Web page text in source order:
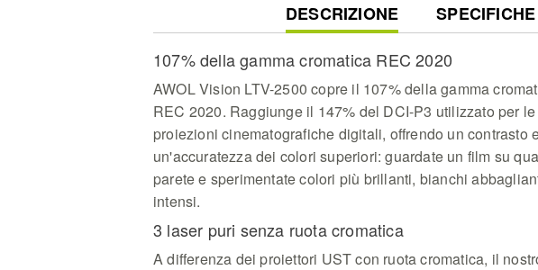
CURRENT
TAB:
DESCRIZIONE SPECIFICHE
107% della gamma cromatica REC 2020
AWOL Vision LTV-2500 copre il 107% della gamma
REC 2020. Raggiunge il 147% del DCI-P3 utilizzato per le
proiezioni cinematografiche digitali, offrendo un contrasto
un'accuratezza dei colori superiori: guardate un film su
parete e sperimentate colori più brillanti, bianchi
intensi.
3 laser puri senza ruota cromatica
A differenza dei proiettori UST con ruota cromatica, il